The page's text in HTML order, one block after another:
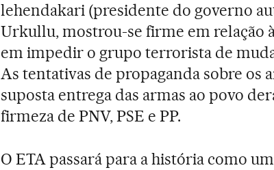
lehendakari (presidente do governo
Urkullu, mostrou-se firme em relação
em impedir o grupo terrorista de
As tentativas de propaganda sobre os
suposta entrega das armas ao povo
firmeza de PNV, PSE e PP.
O ETA passará para a história como